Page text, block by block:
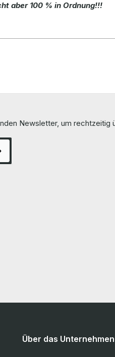
aber 100 % in Ordnung!!!
Newsletter, um
Über das Unternehmen